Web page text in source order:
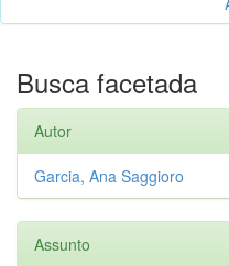
Busca facetada
Autor
Garcia, Ana Saggioro
Assunto